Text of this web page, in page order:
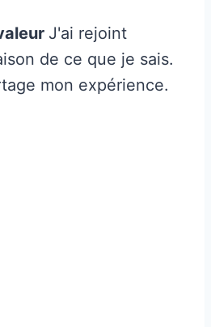
J'ai rejoint
de ce que je sais.
mon expérience.